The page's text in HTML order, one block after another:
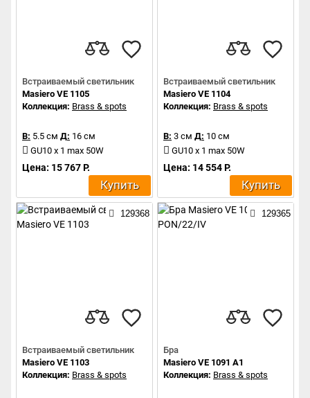
Встраиваемый светильник
Masiero VE 1105
Коллекция: Brass & spots
В: 5.5 см Д: 16 см
GU10 x 1 max 50W
Цена: 15 767 Р.
Купить
Встраиваемый светильник
Masiero VE 1104
Коллекция: Brass & spots
В: 3 см Д: 10 см
GU10 x 1 max 50W
Цена: 14 554 Р.
Купить
129368
Встраиваемый светильник
Masiero VE 1103
Коллекция: Brass & spots
129365
Бра
Masiero VE 1091 A1
Коллекция: Brass & spots